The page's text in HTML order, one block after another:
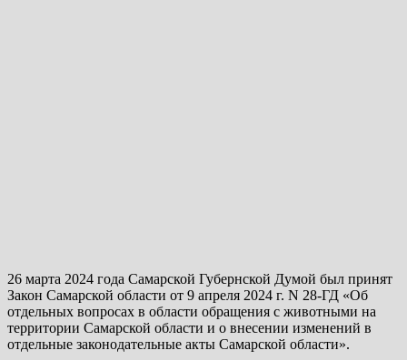
26 марта 2024 года Самарской Губернской Думой был принят
Закон Самарской области от 9 апреля 2024 г. N 28-ГД «Об
отдельных вопросах в области обращения с животными на
территории Самарской области и о внесении изменений в
отдельные законодательные акты Самарской области».